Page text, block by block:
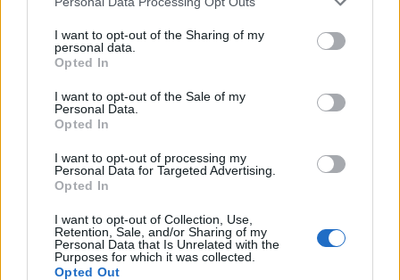
I want to opt-out of the Sharing of my
personal data.
Opted In
I want to opt-out of the Sale of my
Personal Data.
Opted In
I want to opt-out of processing my
Personal Data for Targeted Advertising.
Opted In
I want to opt-out of Collection, Use,
Retention, Sale, and/or Sharing of my
Personal Data that Is Unrelated with the
Purposes for which it was collected.
Opted Out
Χρήσιμες πληροφορίες